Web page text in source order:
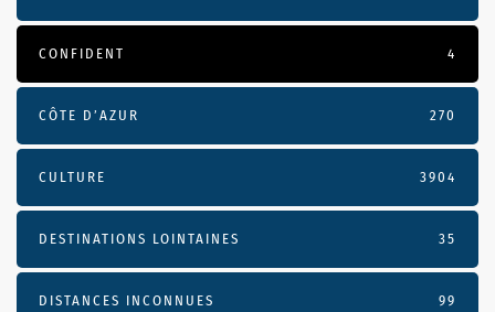
CONFIDENT 4
CÔTE D’AZUR 270
CULTURE 3904
DESTINATIONS LOINTAINES 35
DISTANCES INCONNUES 99